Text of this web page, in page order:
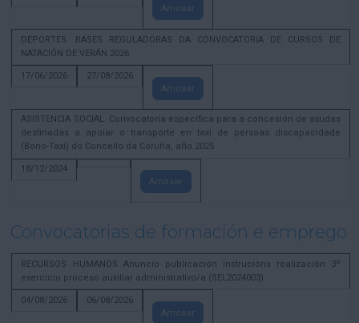
Amosar
DEPORTES. BASES REGULADORAS DA CONVOCATORIA DE CURSOS DE
NATACIÓN DE VERÁN 2026
17/06/2026
27/08/2026
Amosar
ASISTENCIA SOCIAL. Convocatoria específica para a concesión de axudas
destinadas a apoiar o transporte en taxi de persoas discapacidade
(Bono-Taxi) do Concello da Coruña, año 2025
18/12/2024
Amosar
Convocatorias de formación e emprego
RECURSOS HUMANOS Anuncio publicación instrucións realización 3º
exercicio proceso auxiliar administrativo/a (SEL2024003)
04/08/2026
06/08/2026
Amosar